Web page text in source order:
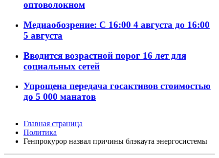
оптоволокном
Медиаобозрение: С 16:00 4 августа до 16:00
5 августа
Вводится возрастной порог 16 лет для
социальных сетей
Упрощена передача госактивов стоимостью
до 5 000 манатов
Главная страница
Политика
Генпрокурор назвал причины блэкаута энергосистемы